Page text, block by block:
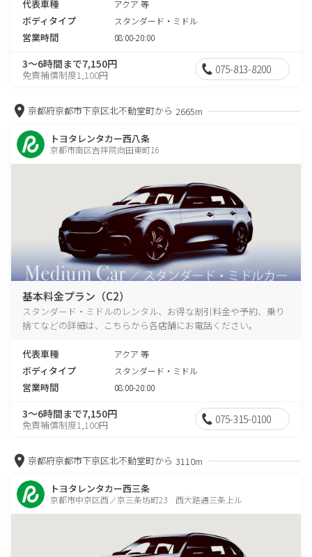
代表車種 アクア 等
ボディタイプ スタンダード・ミドル
営業時間 08:00-20:00
3～6時間まで7,150円
免責補償制度1,100円 075-813-8200
京都府京都市下京区北不動堂町から 2665m
トヨタレンタカー西八条
京都市南区吉祥院向田東町16
基本料金プラン（C2）
スタンダード・ミドルのレンタル、お得な割引料金や予約、乗り
捨てなどの詳細は、こちらから各店舗にお電話ください。
代表車種 アクア 等
ボディタイプ スタンダード・ミドル
営業時間 08:00-20:00
3～6時間まで7,150円
免責補償制度1,100円 075-315-0100
京都府京都市下京区北不動堂町から 3110m
トヨタレンタカー西三条
京都市中京区西ノ京三条坊町23 西大路通三条上ル